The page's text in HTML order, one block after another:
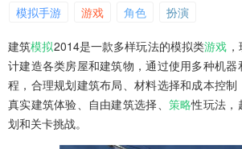
模拟手游 游戏 角色 扮演
建筑模拟2014是一款多样玩法的模拟类游戏
计建造各类房屋和建筑物，通过使用多种机
程，合理规划建筑布局、材料选择和成本控制
真实建筑体验、自由建筑选择、 策略性玩法，
划和关卡挑战。